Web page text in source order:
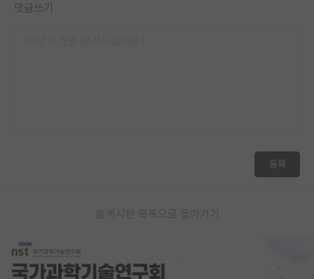
댓글쓰기
등록
게시판 목록으로 돌아가기